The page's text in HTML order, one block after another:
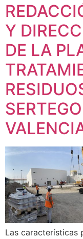
Y
DE LA
Las características